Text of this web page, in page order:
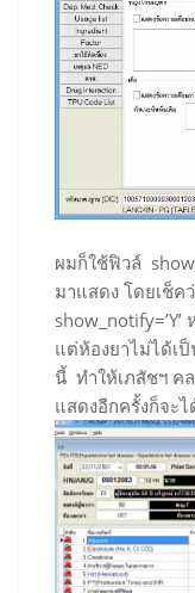
ผมก็ใช้ฟิวล์
มาแสดง โดยเช็ค
แต่ห้องยาไม่ได้เ
นี้ ทำให้เภสัชฯ ค
แสดงอีกครั้งก็จะ